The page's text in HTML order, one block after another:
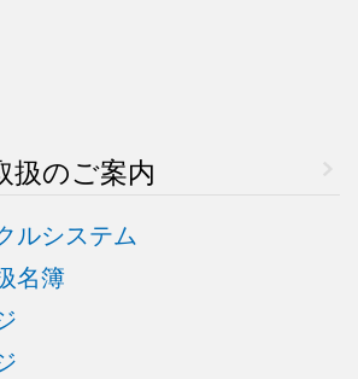
扱のご案内
ルシステム
名簿